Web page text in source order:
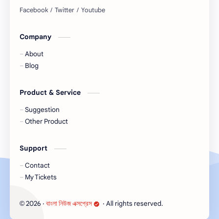
খবর (Job Circular) -
Company
About
Blog
Product & Service
Suggestion
Other Product
Support
Contact
My Tickets
© 2026 ‧ বাংলা নিউজ এক্সপ্রেস ‧ All rights reserved.